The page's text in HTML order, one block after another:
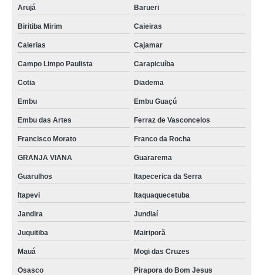
Arujá Barueri
Biritiba Mirim Caieiras
Caierias Cajamar
Campo Limpo Paulista Carapicuíba
Cotia Diadema
Embu Embu Guaçú
Embu das Artes Ferraz de Vasconcelos
Francisco Morato Franco da Rocha
GRANJA VIANA Guararema
Guarulhos Itapecerica da Serra
Itapevi Itaquaquecetuba
Jandira Jundiaí
Juquitiba Mairiporã
Mauá Mogi das Cruzes
Osasco Pirapora do Bom Jesus